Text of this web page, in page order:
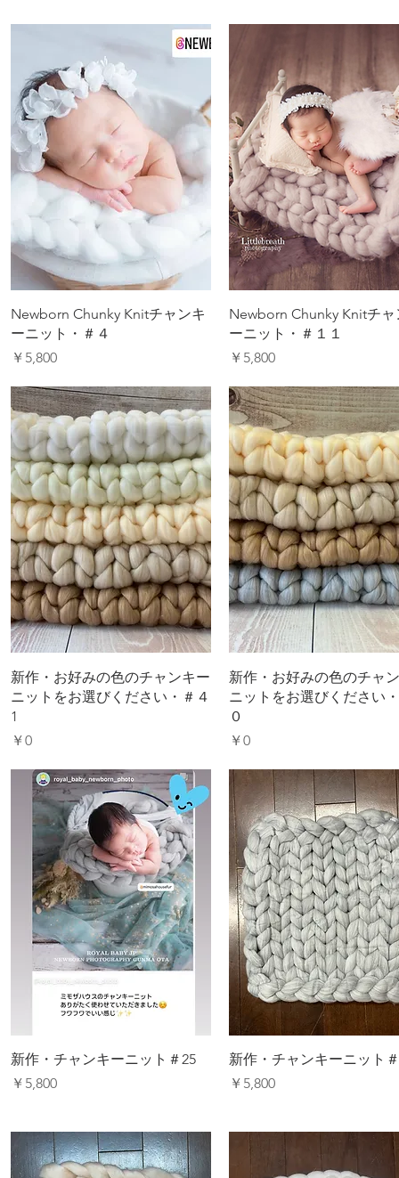
Newborn Chunky Knitチャンキ
ーニット・＃４
価格
￥5,800
Newborn Chunky Knitチャ
ーニット・＃１１
価格
￥5,800
新作・お好みの色のチャンキー
ニットをお選びください・＃４
1
価格
￥0
新作・お好みの色のチャ
ニットをお選びください
０
価格
￥0
新作・チャンキーニット＃25
価格
￥5,800
新作・チャンキーニット
価格
￥5,800